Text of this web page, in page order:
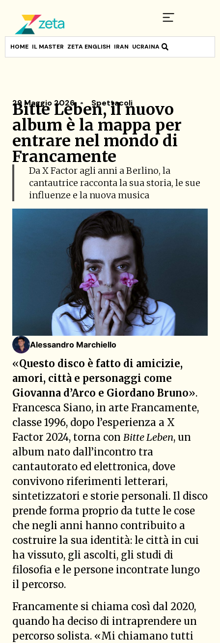
HOME IL MASTER ZETA ENGLISH IRAN UCRAINA
29 Maggio 2026 Spettacoli
Bitte Leben, il nuovo
album è la mappa per
entrare nel mondo di
Francamente
Da X Factor agli anni a Berlino, la
cantautrice racconta la sua storia, le sue
influenze e la nuova musica
Alessandro Marchiello
«Questo disco è fatto di amicizie,
amori, città e personaggi come
Giovanna d’Arco e Giordano Bruno».
Francesca Siano, in arte Francamente,
classe 1996, dopo l’esperienza a X
Factor 2024, torna con Bitte Leben, un
album nato dall’incontro tra
cantautorato ed elettronica, dove
convivono riferimenti letterari,
sintetizzatori e storie personali. Il disco
prende forma proprio da tutte le cose
che negli anni hanno contribuito a
costruire la sua identità: le città in cui
ha vissuto, gli ascolti, gli studi di
filosofia e le persone incontrate lungo
il percorso.
Francamente si chiama così dal 2020,
quando ha deciso di intraprendere un
percorso solista. «Mi chiamano tutti